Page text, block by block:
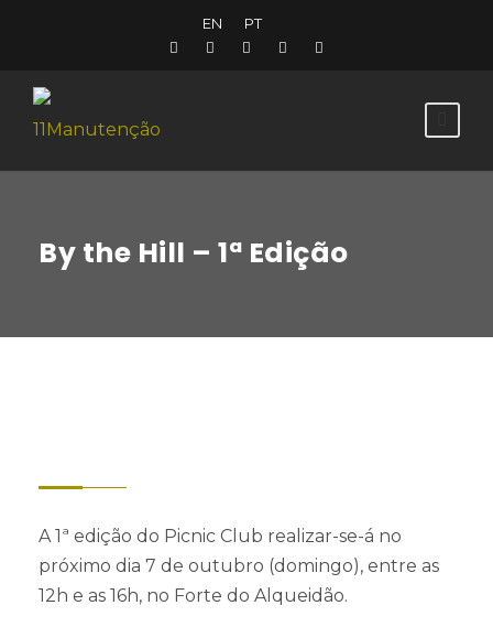
EN PT
By the Hill – 1ª Edição
A 1ª edição do Picnic Club realizar-se-á no
próximo dia 7 de outubro (domingo), entre as
12h e as 16h, no Forte do Alqueidão.